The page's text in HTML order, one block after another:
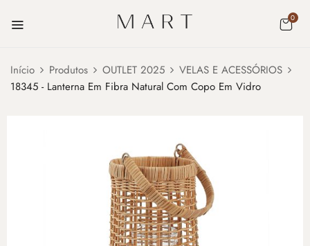
0
Início Produtos OUTLET 2025
VELAS E ACESSÓRIOS
18345 - Lanterna Em Fibra Natural Com Copo Em Vidro